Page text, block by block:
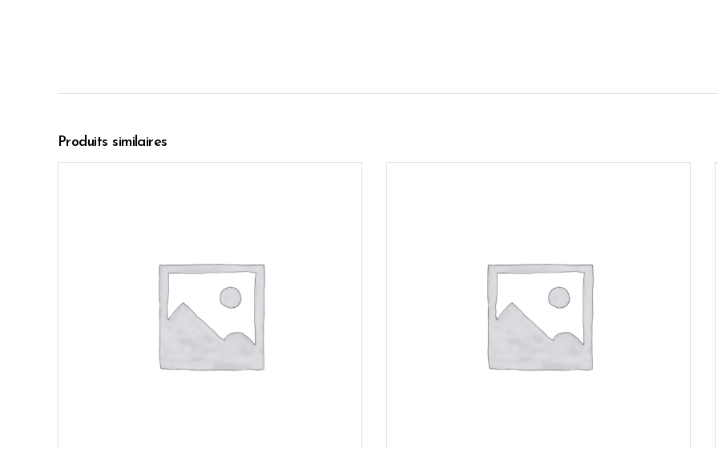
Produits similaires
AJOUTER AU PANIER AJOUTER AU PANIER